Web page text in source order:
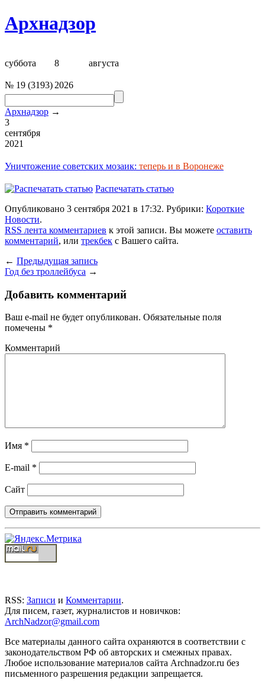
Архнадзор
суббота 8 августа
№ 19 (3193) 2026
Архнадзор →
3
сентября
2021
Уничтожение советских мозаик: теперь и в Воронеже
Распечатать статью
Опубликовано 3 сентября 2021 в 17:32. Рубрики: Короткие
Новости.
RSS лента комментариев к этой записи. Вы можете оставить
комментарий, или трекбек с Вашего сайта.
← Предыдущая запись
Год без троллейбуса →
Добавить комментарий
Ваш e-mail не будет опубликован. Обязательные поля
помечены *
Комментарий
Имя *
E-mail *
Сайт
RSS: Записи и Комментарии.
Для писем, газет, журналистов и новичков:
ArchNadzor@gmail.com
Все материалы данного сайта охраняются в соответствии с
законодательством РФ об авторских и смежных правах.
Любое использование материалов сайта Archnadzor.ru без
письменного разрешения редакции запрещается.